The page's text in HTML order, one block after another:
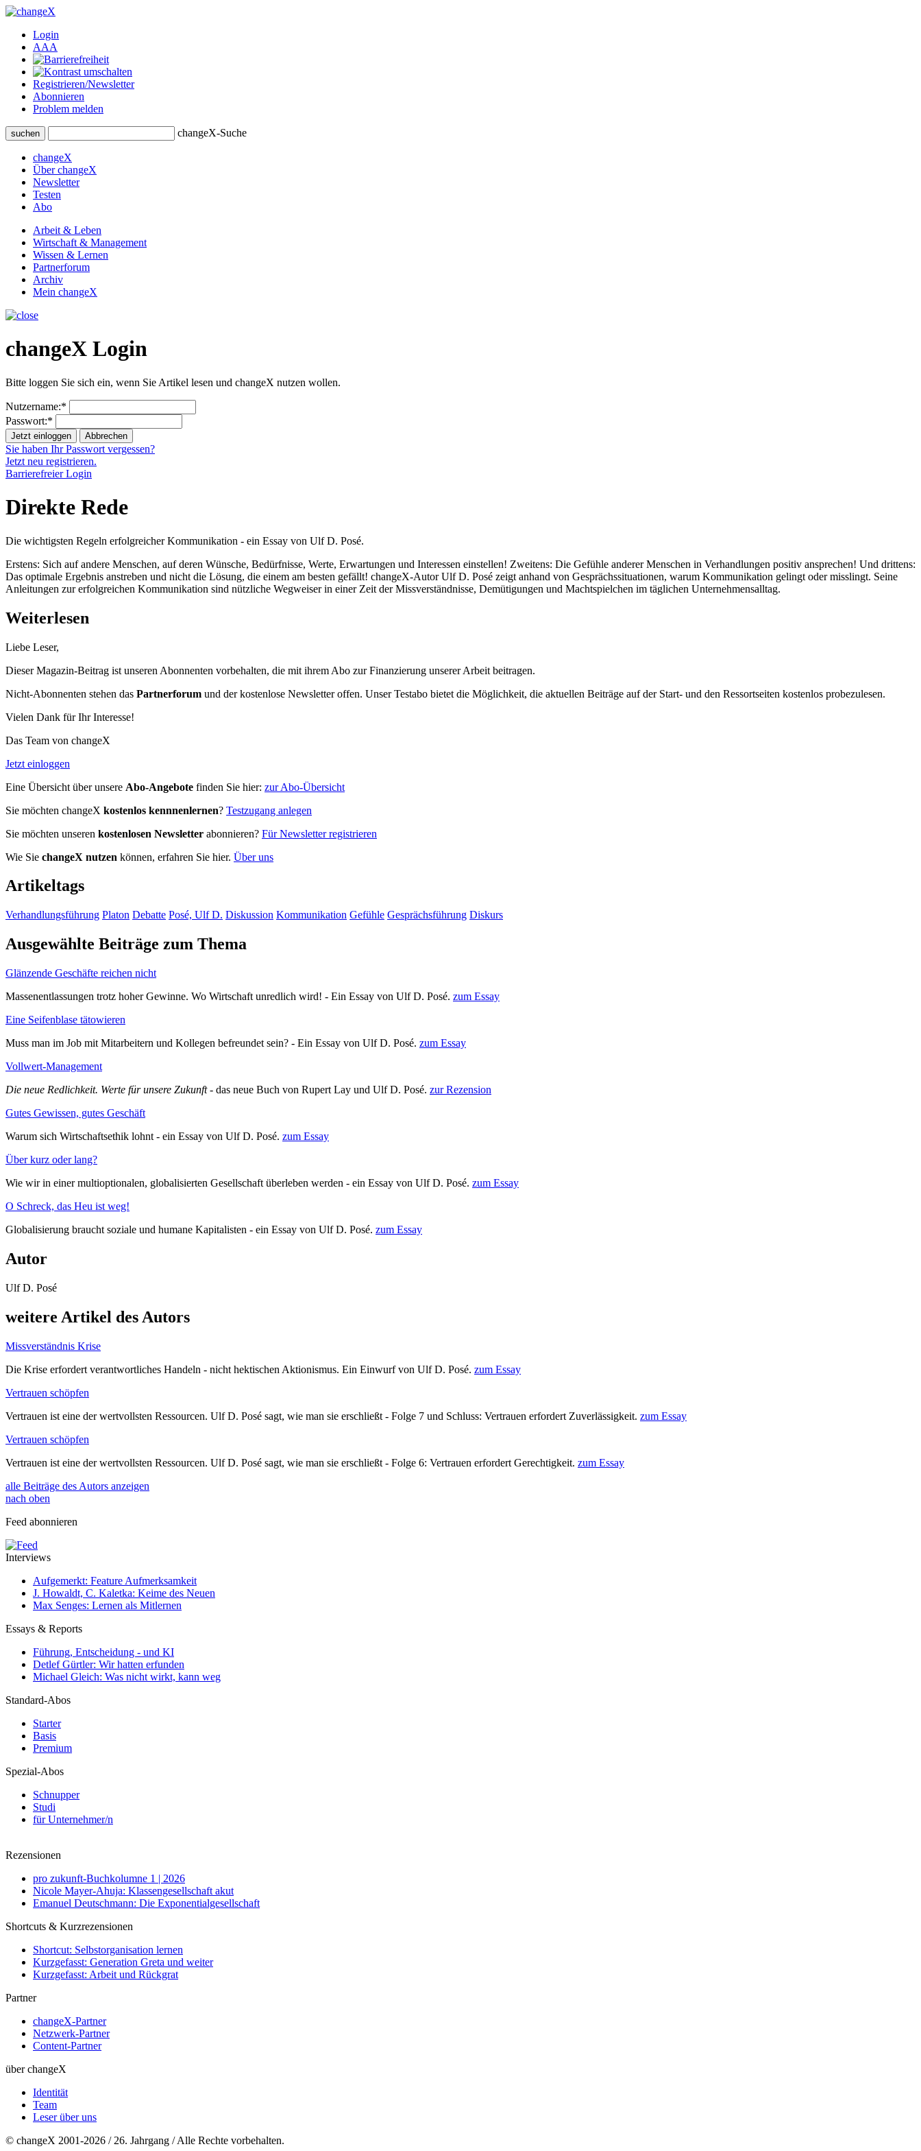
Login
AAA
Registrieren/Newsletter
Abonnieren
Problem melden
suchen changeX-Suche
changeX
Über changeX
Newsletter
Testen
Abo
Arbeit & Leben
Wirtschaft & Management
Wissen & Lernen
Partnerforum
Archiv
Mein changeX
changeX Login
Bitte loggen Sie sich ein, wenn Sie Artikel lesen und changeX nutzen wollen.
Nutzername:*
Passwort:*
Jetzt einloggen Abbrechen
Sie haben Ihr Passwort vergessen?
Jetzt neu registrieren.
Barrierefreier Login
Direkte Rede
Die wichtigsten Regeln erfolgreicher Kommunikation - ein Essay von Ulf D. Posé.
Erstens: Sich auf andere Menschen, auf deren Wünsche, Bedürfnisse, Werte, Erwartungen und Interessen einstellen! Zweitens: Die Gefühle anderer Menschen in Verhandlungen positiv ansprechen! Und drittens:
Das optimale Ergebnis anstreben und nicht die Lösung, die einem am besten gefällt! changeX-Autor Ulf D. Posé zeigt anhand von Gesprächssituationen, warum Kommunikation gelingt oder misslingt. Seine
Anleitungen zur erfolgreichen Kommunikation sind nützliche Wegweiser in einer Zeit der Missverständnisse, Demütigungen und Machtspielchen im täglichen Unternehmensalltag.
Weiterlesen
Liebe Leser,
Dieser Magazin-Beitrag ist unseren Abonnenten vorbehalten, die mit ihrem Abo zur Finanzierung unserer Arbeit beitragen.
Nicht-Abonnenten stehen das Partnerforum und der kostenlose Newsletter offen. Unser Testabo bietet die Möglichkeit, die aktuellen Beiträge auf der Start- und den Ressortseiten kostenlos probezulesen.
Vielen Dank für Ihr Interesse!
Das Team von changeX
Jetzt einloggen
Eine Übersicht über unsere Abo-Angebote finden Sie hier: zur Abo-Übersicht
Sie möchten changeX kostenlos kennnenlernen? Testzugang anlegen
Sie möchten unseren kostenlosen Newsletter abonnieren? Für Newsletter registrieren
Wie Sie changeX nutzen können, erfahren Sie hier. Über uns
Artikeltags
Verhandlungsführung Platon Debatte Posé, Ulf D. Diskussion Kommunikation Gefühle Gesprächsführung Diskurs
Ausgewählte Beiträge zum Thema
Glänzende Geschäfte reichen nicht
Massenentlassungen trotz hoher Gewinne. Wo Wirtschaft unredlich wird! - Ein Essay von Ulf D. Posé. zum Essay
Eine Seifenblase tätowieren
Muss man im Job mit Mitarbeitern und Kollegen befreundet sein? - Ein Essay von Ulf D. Posé. zum Essay
Vollwert-Management
Die neue Redlichkeit. Werte für unsere Zukunft- das neue Buch von Rupert Lay und Ulf D. Posé. zur Rezension
Gutes Gewissen, gutes Geschäft
Warum sich Wirtschaftsethik lohnt - ein Essay von Ulf D. Posé. zum Essay
Über kurz oder lang?
Wie wir in einer multioptionalen, globalisierten Gesellschaft überleben werden - ein Essay von Ulf D. Posé. zum Essay
O Schreck, das Heu ist weg!
Globalisierung braucht soziale und humane Kapitalisten - ein Essay von Ulf D. Posé. zum Essay
Autor
Ulf D. Posé
weitere Artikel des Autors
Missverständnis Krise
Die Krise erfordert verantwortliches Handeln - nicht hektischen Aktionismus. Ein Einwurf von Ulf D. Posé. zum Essay
Vertrauen schöpfen
Vertrauen ist eine der wertvollsten Ressourcen. Ulf D. Posé sagt, wie man sie erschließt - Folge 7 und Schluss: Vertrauen erfordert Zuverlässigkeit. zum Essay
Vertrauen schöpfen
Vertrauen ist eine der wertvollsten Ressourcen. Ulf D. Posé sagt, wie man sie erschließt - Folge 6: Vertrauen erfordert Gerechtigkeit. zum Essay
alle Beiträge des Autors anzeigen
nach oben
Feed abonnieren
Interviews
Aufgemerkt: Feature Aufmerksamkeit
J. Howaldt, C. Kaletka: Keime des Neuen
Max Senges: Lernen als Mitlernen
Essays & Reports
Führung, Entscheidung - und KI
Detlef Gürtler: Wir hatten erfunden
Michael Gleich: Was nicht wirkt, kann weg
Standard-Abos
Starter
Basis
Premium
Spezial-Abos
Schnupper
Studi
für Unternehmer/n
Rezensionen
pro zukunft-Buchkolumne 1 | 2026
Nicole Mayer-Ahuja: Klassengesellschaft akut
Emanuel Deutschmann: Die Exponentialgesellschaft
Shortcuts & Kurzrezensionen
Shortcut: Selbstorganisation lernen
Kurzgefasst: Generation Greta und weiter
Kurzgefasst: Arbeit und Rückgrat
Partner
changeX-Partner
Netzwerk-Partner
Content-Partner
über changeX
Identität
Team
Leser über uns
© changeX 2001-2026 / 26. Jahrgang / Alle Rechte vorbehalten.